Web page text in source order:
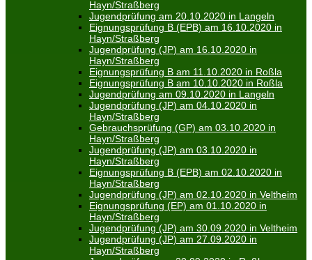
Hayn/Straßberg
Jugendprüfung am 20.10.2020 in Langeln
Eignungsprüfung B (EPB) am 16.10.2020 in
Hayn/Straßberg
Jugendprüfung (JP) am 16.10.2020 in
Hayn/Straßberg
Eignungsprüfung B am 11.10.2020 in Roßla
Eignungsprüfung B am 10.10.2020 in Roßla
Jugendprüfung am 09.10.2020 in Langeln
Jugendprüfung (JP) am 04.10.2020 in
Hayn/Straßberg
Gebrauchsprüfung (GP) am 03.10.2020 in
Hayn/Straßberg
Jugendprüfung (JP) am 03.10.2020 in
Hayn/Straßberg
Eignungsprüfung B (EPB) am 02.10.2020 in
Hayn/Straßberg
Jugendprüfung (JP) am 02.10.2020 in Veltheim
Eignungsprüfung (EP) am 01.10.2020 in
Hayn/Straßberg
Jugendprüfung (JP) am 30.09.2020 in Veltheim
Jugendprüfung (JP) am 27.09.2020 in
Hayn/Straßberg